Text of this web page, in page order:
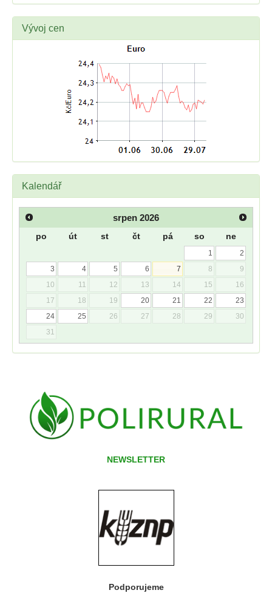
Vývoj cen
Kalendář
srpen 2026
po út st čt pá so ne
1
2
3
4 5 6 7 8
9
10
11 12 13 14 15
16
17
18 19 20 21 22
23
24
25 26 27 28 29
30
31
NEWSLETTER
Podporujeme